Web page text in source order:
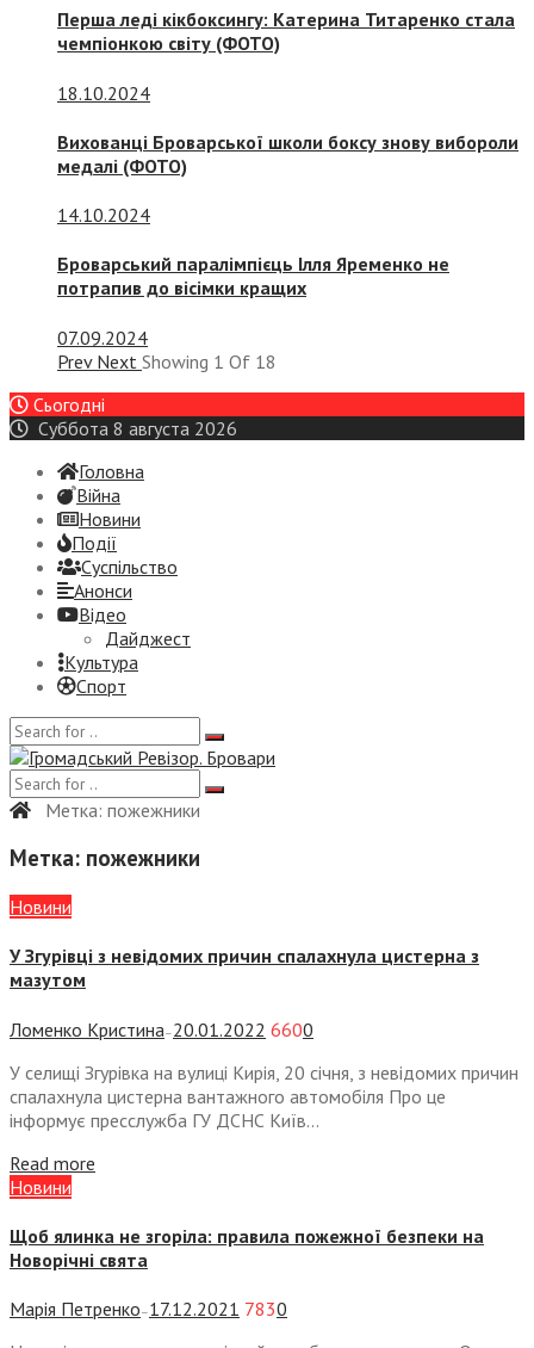
Перша леді кікбоксингу: Катерина Титаренко стала
чемпіонкою світу (ФОТО)
18.10.2024
Вихованці Броварської школи боксу знову вибороли
медалі (ФОТО)
14.10.2024
Броварський паралімпієць Ілля Яременко не
потрапив до вісімки кращих
07.09.2024
Prev Next Showing 1 Of 18
Сьогодні
Суббота 8 августа 2026
Головна
Війна
Новини
Події
Суспiльство
Анонси
Відео
Дайджест
Культура
Спорт
Метка: пожежники
Метка: пожежники
Новини
У Згурівці з невідомих причин спалахнула цистерна з
мазутом
Ломенко Кристина — 20.01.2022 6600
У селищі Згурівка на вулиці Кирія, 20 січня, з невідомих причин
спалахнула цистерна вантажного автомобіля Про це
інформує пресслужба ГУ ДСНС Київ...
Read more
Новини
Щоб ялинка не згоріла: правила пожежної безпеки на
Новорічні свята
Марія Петренко — 17.12.2021 7830